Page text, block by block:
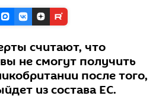
считают, что
не смогут получить
после того,
из состава ЕС.